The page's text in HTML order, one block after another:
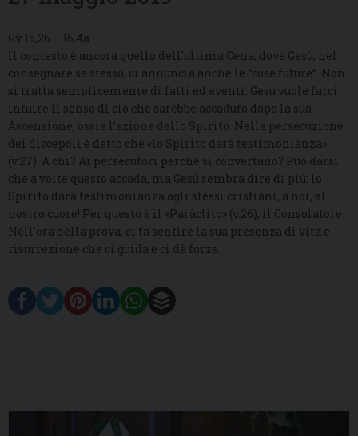
Gv 15,26 – 16,4a
Il contesto è ancora quello dell’ultima Cena, dove Gesù, nel
consegnare se stesso, ci annuncia anche le “cose future”. Non
si tratta semplicemente di fatti ed eventi: Gesù vuole farci
intuire il senso di ciò che sarebbe accaduto dopo la sua
Ascensione, ossia l’azione dello Spirito. Nella persecuzione
dei discepoli è detto che «lo Spirito darà testimonianza»
(v.27). A chi? Ai persecutori perché si convertano? Può darsi
che a volte questo accada, ma Gesù sembra dire di più: lo
Spirito darà testimonianza agli stessi cristiani, a noi, al
nostro cuore! Per questo è il «Paràclito» (v.26), il Consolatore.
Nell’ora della prova, ci fa sentire la sua presenza di vita e
risurrezione che ci guida e ci dà forza.